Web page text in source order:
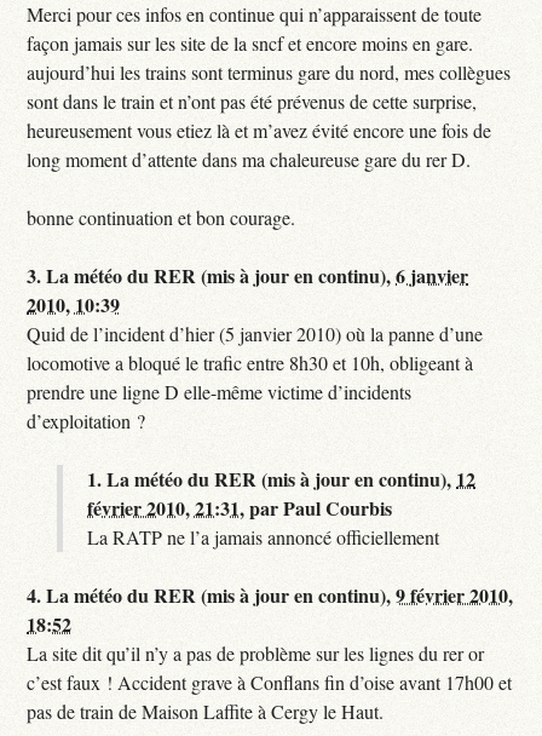
Merci pour ces infos en continue qui n’apparaissent de toute
façon jamais sur les site de la sncf et encore moins en gare.
aujourd’hui les trains sont terminus gare du nord, mes collègues
sont dans le train et n’ont pas été prévenus de cette surprise,
heureusement vous etiez là et m’avez évité encore une fois de
long moment d’attente dans ma chaleureuse gare du rer D.
bonne continuation et bon courage.
3.La météo du RER (mis à jour en continu),6 janvier
2010, 10:39
Quid de l’incident d’hier (5 janvier 2010) où la panne d’une
locomotive a bloqué le trafic entre 8h30 et 10h, obligeant à
prendre une ligne D elle-même victime d’incidents
d’exploitation ?
1.La météo du RER (mis à jour en continu), 12
février 2010, 21:31,parPaul Courbis
La RATP ne l’a jamais annoncé officiellement
4.La météo du RER (mis à jour en continu),9 février 2010,
18:52
La site dit qu’il n’y a pas de problème sur les lignes du rer or
c’est faux ! Accident grave à Conflans fin d’oise avant 17h00 et
pas de train de Maison Laffite à Cergy le Haut.